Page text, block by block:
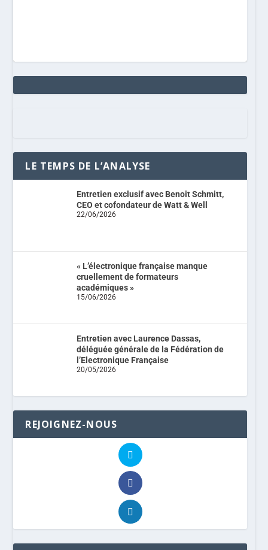
LE TEMPS DE L’ANALYSE
Entretien exclusif avec Benoit Schmitt,
CEO et cofondateur de Watt & Well
22/06/2026
« L’électronique française manque
cruellement de formateurs
académiques »
15/06/2026
Entretien avec Laurence Dassas,
déléguée générale de la Fédération de
l’Electronique Française
20/05/2026
REJOIGNEZ-NOUS